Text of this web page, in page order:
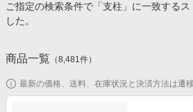
百貨店・総合ECモール
食品・スイーツ・お酒
コスメ・健康・医薬品
イベント一覧
初回購入者限定特典
対象ストア新規限定特典
ご指定の検索条件で「支柱」に一致する
した。
商品一覧 （8,481件）
最新の価格、送料、在庫状況と決済方法は遷